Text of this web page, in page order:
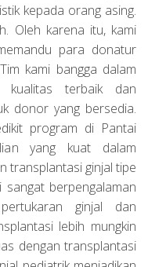
kepada orang asing.
Oleh karena itu, kami
para donatur
kami bangga dalam
kualitas terbaik dan
donor yang bersedia.
program di Pantai
yang kuat dalam
transplantasi ginjal tipe
berpengalaman
ginjal dan
lebih mungkin
dengan transplantasi